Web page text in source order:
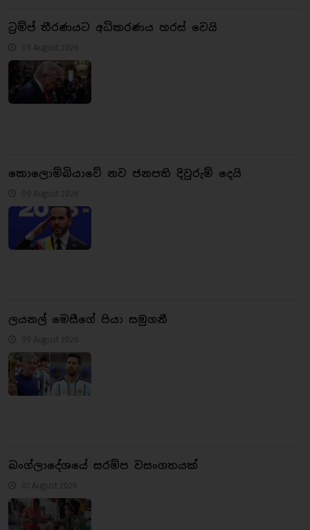
ට්‍රම්ප් තීරණයට අධිකරණය හරස් වෙයි
09 August 2026
කොලොම්බියාවේ නව ජනපති දිවුරුම් දෙයි
09 August 2026
ලයනල් මෙසීගේ පියා සමුගනී
09 August 2026
බංග්ලාදේශයේ සරම්ප වසංගතයක්
07 August 2026